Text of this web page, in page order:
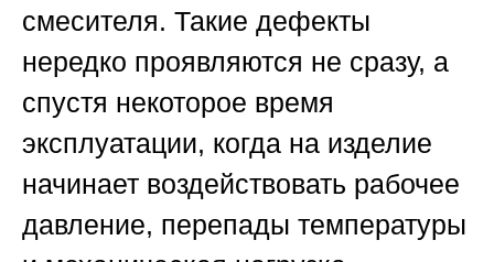
смесителя. Такие дефекты
нередко проявляются не сразу, а
спустя некоторое время
эксплуатации, когда на изделие
начинает воздействовать рабочее
давление, перепады температуры